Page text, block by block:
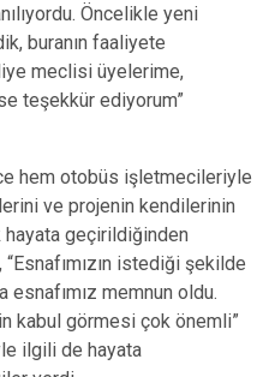
Öncelikle yeni
buranın faaliyete
meclisi üyelerime,
teşekkür ediyorum”
hem otobüs işletmecileriyle
ve projenin kendilerinin
geçirildiğinden
istediği şekilde
esnafımız memnun oldu.
kabul görmesi çok önemli”
ilgili de hayata